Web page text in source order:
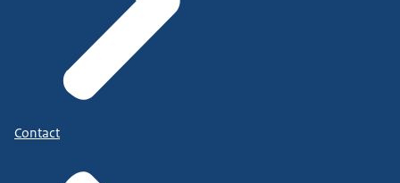
Contact